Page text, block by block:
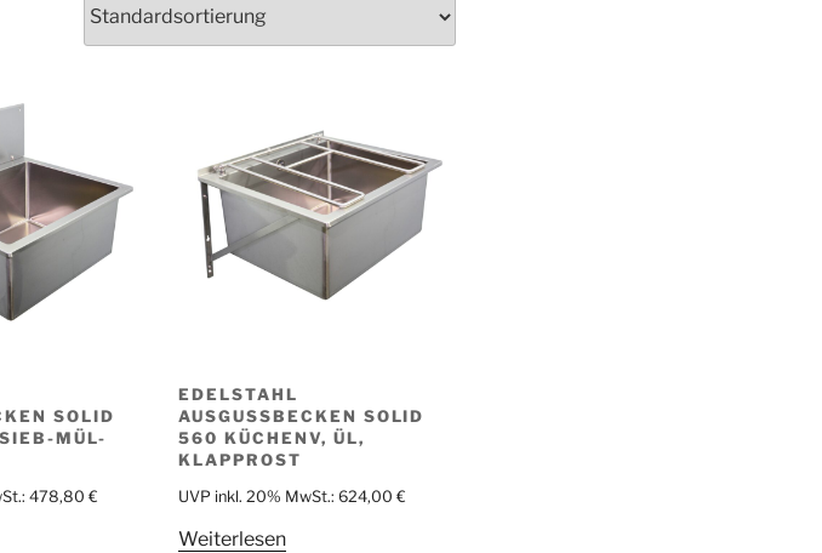
SOLID
MÜL-
478,80 €
EDELSTAHL
AUSGUSSBECKEN SOLID
560 KÜCHENV, ÜL,
KLAPPROST
UVP inkl. 20% MwSt.:624,00€
Weiterlesen